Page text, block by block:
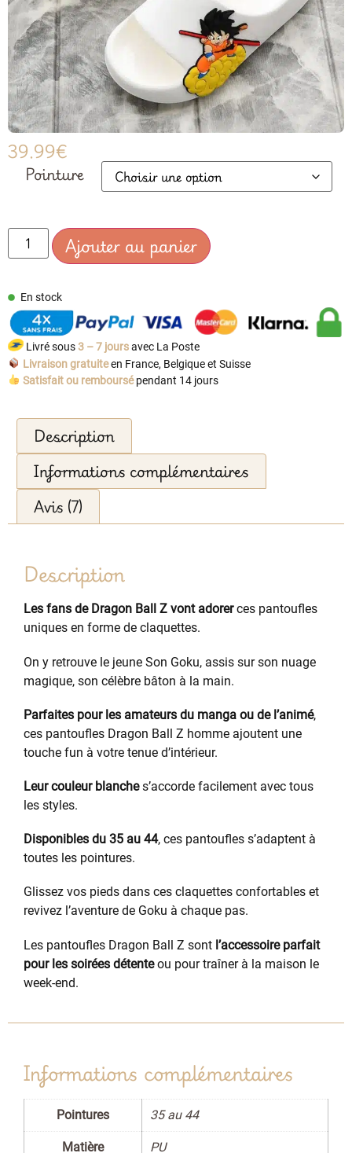
39.99€
Pointure
Ajouter au panier
En stock
Livré sous3 – 7 joursavec La Poste
Livraison gratuiteen France, Belgique et Suisse
Satisfait ou remboursépendant 14 jours
Description
Informations complémentaires
Avis (7)
Description
Les fans de Dragon Ball Z vont adorerces pantoufles
uniques en forme de claquettes.
On y retrouve le jeune Son Goku, assis sur son nuage
magique, son célèbre bâton à la main.
Parfaites pour les amateurs du manga ou de l’animé,
ces pantoufles Dragon Ball Z homme ajoutent une
touche fun à votre tenue d’intérieur.
Leur couleur blanches’accorde facilement avec tous
les styles.
Disponibles du 35 au 44, ces pantoufles s’adaptent à
toutes les pointures.
Glissez vos pieds dans ces claquettes confortables et
revivez l’aventure de Goku à chaque pas.
Les pantoufles Dragon Ball Z sont l’accessoire parfait
pour les soirées détenteou pour traîner à la maison le
week-end.
Informations complémentaires
Pointures 35 au 44
Matière PU